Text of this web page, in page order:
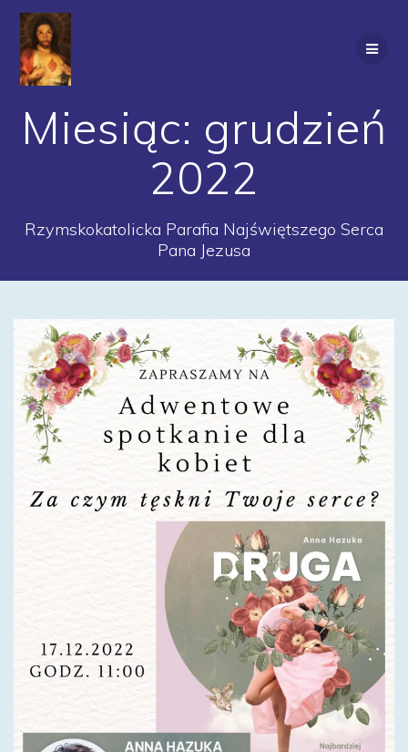
Miesiąc: grudzień
2022
Rzymskokatolicka Parafia Najświętszego Serca
Pana Jezusa